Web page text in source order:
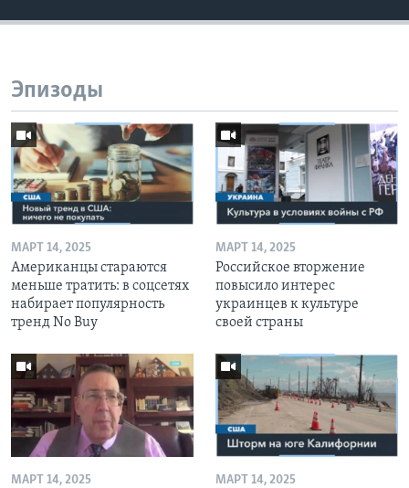
Эпизоды
МАРТ 14, 2025
Американцы стараются
меньше тратить: в соцсетях
набирает популярность
тренд No Buy
МАРТ 14, 2025
Российское вторжение
повысило интерес
украинцев к культуре
своей страны
МАРТ 14, 2025 МАРТ 14, 2025